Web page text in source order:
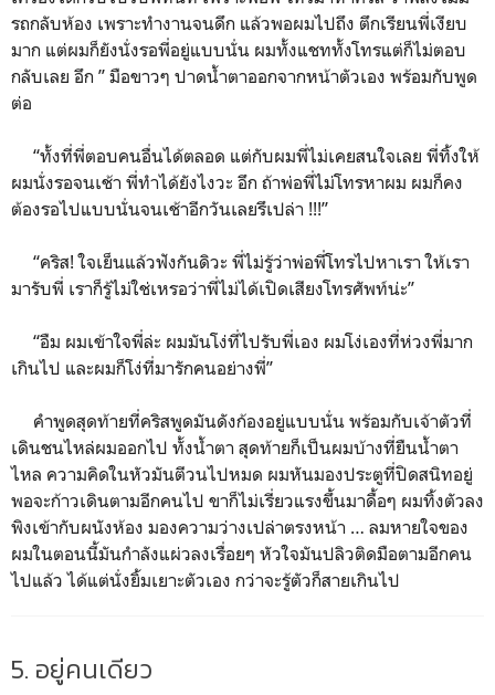
รถกลับห้อง เพราะทำงานจนดึก แล้วพอผมไปถึง ตึกเรียนพี่เงียบ
มาก แต่ผมก็ยังนั่งรอพี่อยู่แบบนั่น ผมทั้งแชททั้งโทรแต่ก็ไม่ตอบ
กลับเลย อึก ” มือขาวๆ ปาดน้ำตาออกจากหน้าตัวเอง พร้อมกับพูด
ต่อ
“ทั้งที่พี่ตอบคนอื่นได้ตลอด แต่กับผมพี่ไม่เคยสนใจเลย พี่ทิ้งให้
ผมนั่งรอจนเช้า พี่ทำได้ยังไงวะ อึก ถ้าพ่อพี่ไม่โทรหาผม ผมก็คง
ต้องรอไปแบบนั่นจนเช้าอีกวันเลยรึเปล่า !!!”
“คริส! ใจเย็นแล้วฟังกันดิวะ พี่ไม่รู้ว่าพ่อพี่โทรไปหาเรา ให้เรา
มารับพี่ เราก็รู้ไม่ใช่เหรอว่าพี่ไม่ได้เปิดเสียงโทรศัพท์น่ะ”
“อืม ผมเข้าใจพี่ล่ะ ผมมันโง่ที่ไปรับพี่เอง ผมโง่เองที่ห่วงพี่มาก
เกินไป และผมก็โง่ที่มารักคนอย่างพี่”
คำพูดสุดท้ายที่คริสพูดมันดังก้องอยู่แบบนั่น พร้อมกับเจ้าตัวที่
เดินชนไหล่ผมออกไป ทั้งน้ำตา สุดท้ายก็เป็นผมบ้างที่ยืนน้ำตา
ไหล ความคิดในหัวมันตีวนไปหมด ผมหันมองประตูที่ปิดสนิทอยู่
พอจะก้าวเดินตามอีกคนไป ขาก็ไม่เรี่ยวแรงขึ้นมาดื้อๆ ผมทิ้งตัวลง
พิงเข้ากับผนังห้อง มองความว่างเปล่าตรงหน้า … ลมหายใจของ
ผมในตอนนี้มันกำลังแผ่วลงเรื่อยๆ หัวใจมันปลิวติดมือตามอีกคน
ไปแล้ว ได้แต่นั่งยิ้มเยาะตัวเอง กว่าจะรู้ตัวก็สายเกินไป
5. อยู่คนเดียว